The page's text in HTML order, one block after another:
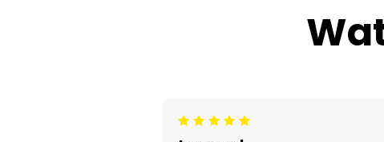
Beoordeling: 5/5